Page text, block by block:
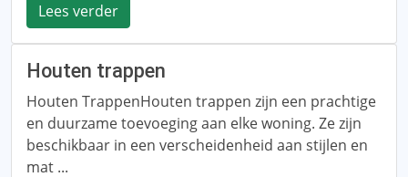
Lees verder
Houten trappen
Houten TrappenHouten trappen zijn een prachtige
en duurzame toevoeging aan elke woning. Ze zijn
beschikbaar in een verscheidenheid aan stijlen en
mat ...